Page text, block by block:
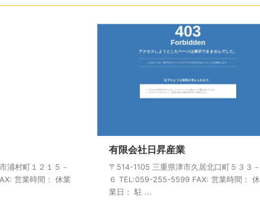
浦村町１２１５－
営業時間： 休業
有限会社日昇産業
〒514-1105 三重県津市久居北口町５３３－
６ TEL:059-255-5599 FAX: 営業時間： 休
業日： 駐 ...